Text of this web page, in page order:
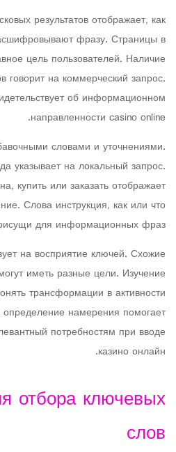
результатов отображает, как
фразу. Страницы в
цель пользователей. Наличие
говорит на коммерческий запрос.
об информационном
направленности casino online.
словами и уточнениями.
указывает на локальный запрос.
купить или заказать отображает
Слова инструкция, как или что
для информационных фраз.
на восприятие ключей. Схожие
иметь разные цели. Изучение
трансформации в активности
намерения помогает
потребностям при вводе
казино онлайн.
отбора ключевых
слов